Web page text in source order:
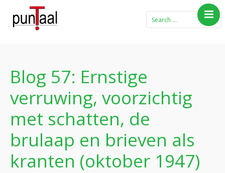
theemeubel
Boeken
Verhalen
Gedichten
Contact
Blog 57: Ernstige
verruwing, voorzichtig
met schatten, de
brulaap en brieven als
kranten (oktober 1947)